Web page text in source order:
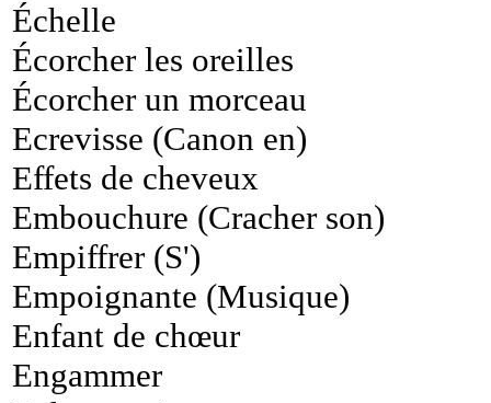
Échelle
Écorcher les oreilles
Écorcher un morceau
Ecrevisse (Canon en)
Effets de cheveux
Embouchure (Cracher son)
Empiffrer (S')
Empoignante (Musique)
Enfant de chœur
Engammer